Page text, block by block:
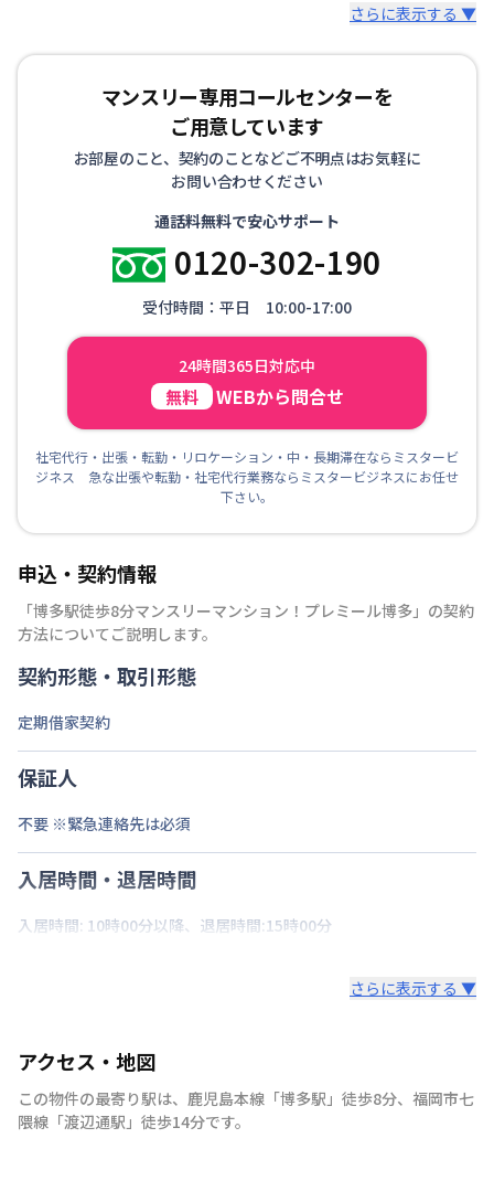
さらに表示する ▼
マンスリー専用コールセンターを
ご用意しています
お部屋のこと、契約のことなどご不明点はお気軽に
お問い合わせください
通話料無料で安心サポート
0120-302-190
受付時間：平日 10:00-17:00
24時間365日対応中
無料 WEBから問合せ
社宅代行・出張・転勤・リロケーション・中・長期滞在ならミスタービ
ジネス 急な出張や転勤・社宅代行業務ならミスタービジネスにお任せ
下さい。
申込・契約情報
「博多駅徒歩8分マンスリーマンション！プレミール博多 」の契約
方法についてご説明します。
契約形態・取引形態
定期借家契約
保証人
不要 ※緊急連絡先は必須
入居時間・退居時間
入居時間: 10時00分以降、退居時間:15時00分
さらに表示する ▼
アクセス・地図
この物件の最寄り駅は、 鹿児島本線 「博多駅 」 徒歩8分、 福岡市七
隈線 「渡辺通駅 」 徒歩14分です。